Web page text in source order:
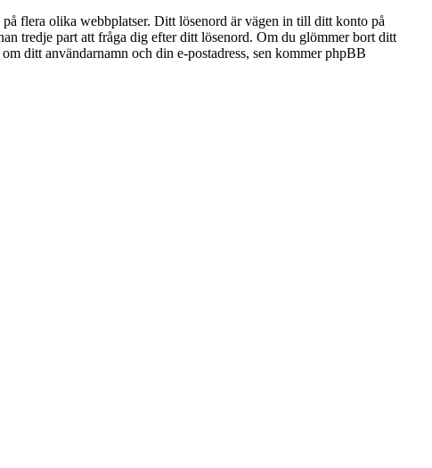
flera olika webbplatser. Ditt lösenord är vägen in till ditt konto på
tredje part att fråga dig efter ditt lösenord. Om du glömmer bort ditt
ditt användarnamn och din e-postadress, sen kommer phpBB